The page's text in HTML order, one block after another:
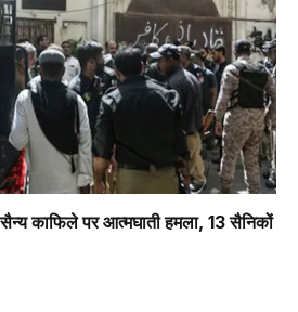
काफिले पर आत्मघाती हमला, 13 सैनिकों